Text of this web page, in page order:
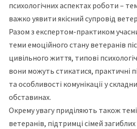
психологічних аспектах роботи –
важко уявити якісний супровід
Разом з експертом-практиком
теми емоційного стану ветеранів
цивільного життя, типові
вони можуть стикатися, практичні
та особливості комунікації у
обставинах.
Окрему увагу приділяють також
ветеранів, підтримці сімей загиблих